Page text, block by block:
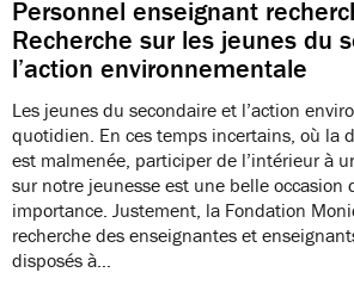
Personnel enseignant
Recherche sur les jeunes du
l’action environnementale
Les jeunes du secondaire et l’action
quotidien. En ces temps incertains, où la
est malmenée, participer de l’intérieur à
sur notre jeunesse est une belle occasion
importance. Justement, la Fondation
recherche des enseignantes et
disposés à…